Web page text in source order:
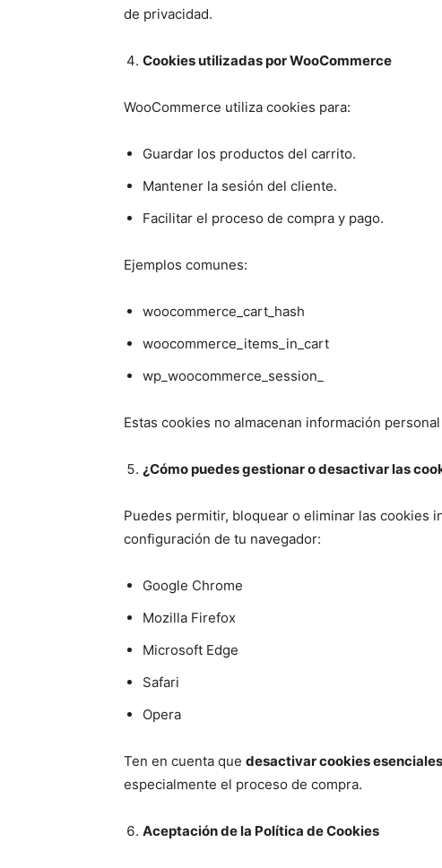
de privacidad.
Cookies utilizadas por WooCommerce
WooCommerce utiliza cookies para:
Guardar los productos del carrito.
Mantener la sesión del cliente.
Facilitar el proceso de compra y pago.
Ejemplos comunes:
woocommerce_cart_hash
woocommerce_items_in_cart
wp_woocommerce_session_
Estas cookies no almacenan información
¿Cómo puedes gestionar o desactivar las
Puedes permitir, bloquear o eliminar las cookies
configuración de tu navegador:
Google Chrome
Mozilla Firefox
Microsoft Edge
Safari
Opera
Ten en cuenta que desactivar cookies
especialmente el proceso de compra.
Aceptación de la Política de Cookies